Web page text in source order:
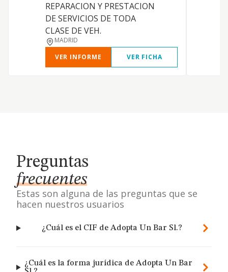
REPARACION Y PRESTACION
DE SERVICIOS DE TODA
CLASE DE VEH.
MADRID
VER INFORME
VER FICHA
Preguntas
frecuentes
Estas son alguna de las preguntas que se
hacen nuestros usuarios
¿Cuál es el CIF de Adopta Un Bar Sl.?
¿Cuál es la forma jurídica de Adopta Un Bar